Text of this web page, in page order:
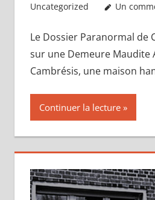
Uncategorized
Un
Le Dossier Paranormal de
sur une Demeure Maudite
Cambrésis, une maison
Continuer la lecture